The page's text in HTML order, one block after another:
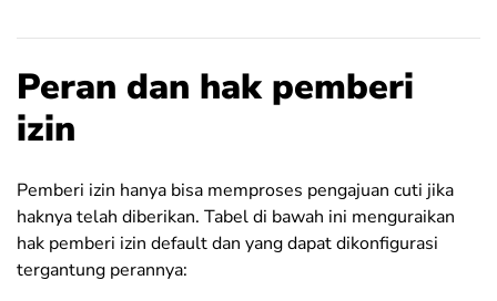
Peran dan hak pemberi
izin
Pemberi izin hanya bisa memproses pengajuan cuti jika
haknya telah diberikan. Tabel di bawah ini menguraikan
hak pemberi izin default dan yang dapat dikonfigurasi
tergantung perannya: